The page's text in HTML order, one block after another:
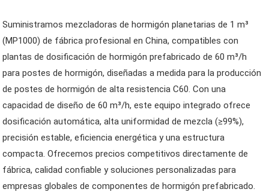
Suministramos mezcladoras de hormigón planetarias de 1 m³
(MP1000) de fábrica profesional en China, compatibles con
plantas de dosificación de hormigón prefabricado de 60 m³/h
para postes de hormigón, diseñadas a medida para la producción
de postes de hormigón de alta resistencia C60. Con una
capacidad de diseño de 60 m³/h, este equipo integrado ofrece
dosificación automática, alta uniformidad de mezcla (≥99%),
precisión estable, eficiencia energética y una estructura
compacta. Ofrecemos precios competitivos directamente de
fábrica, calidad confiable y soluciones personalizadas para
empresas globales de componentes de hormigón prefabricado.